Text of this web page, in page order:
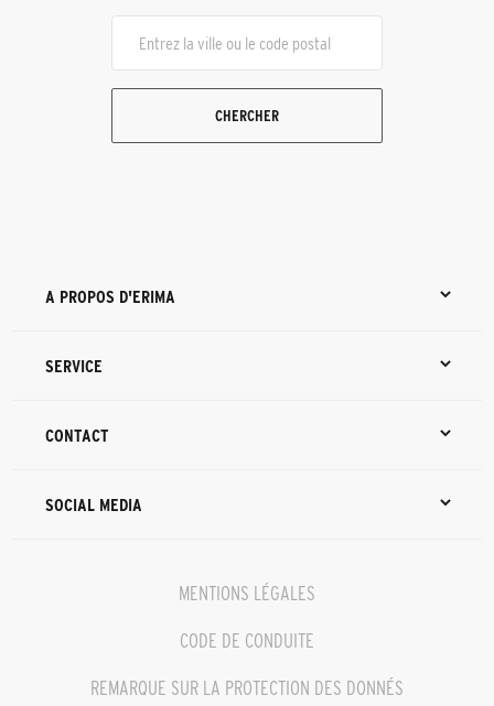
CHERCHER
A PROPOS D'ERIMA
SERVICE
CONTACT
SOCIAL MEDIA
MENTIONS LÉGALES
CODE DE CONDUITE
REMARQUE SUR LA PROTECTION DES DONNÉS